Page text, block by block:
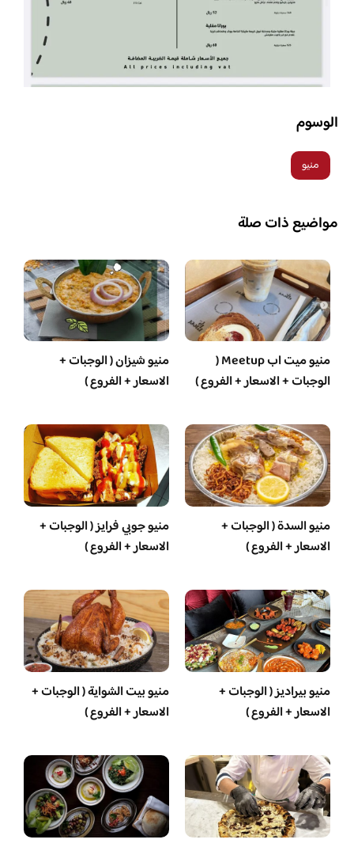
الوسوم
منيو
مواضيع ذات صلة
منيو ميت اب Meetup (
الوجبات + الاسعار + الفروع )
منيو شيزان ( الوجبات +
الاسعار + الفروع )
منيو السدة ( الوجبات +
الاسعار + الفروع )
منيو جوبي فرايز ( الوجبات +
الاسعار + الفروع )
منيو بيراديز ( الوجبات +
الاسعار + الفروع )
منيو بيت الشواية ( الوجبات +
الاسعار + الفروع )